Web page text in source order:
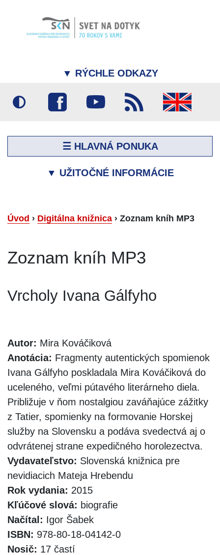
▼ RÝCHLE ODKAZY
☰ HLAVNÁ PONUKA
▼ UŽITOČNÉ INFORMÁCIE
Úvod › Digitálna knižnica › Zoznam kníh MP3
Zoznam kníh MP3
Vrcholy Ivana Gálfyho
Autor: Mira Kováčiková
Anotácia: Fragmenty autentických spomienok
Ivana Gálfyho poskladala Mira Kováčiková do
uceleného, veľmi pútavého literárneho diela.
Približuje v ňom nostalgiou zaváňajúce zážitky
z Tatier, spomienky na formovanie Horskej
služby na Slovensku a podáva svedectvá aj o
odvrátenej strane expedičného horolezectva.
Vydavateľstvo: Slovenská knižnica pre
nevidiacich Mateja Hrebendu
Rok vydania: 2015
Kľúčové slová: biografie
Načítal: Igor Šabek
ISBN: 978-80-18-04142-0
Nosič: 17 častí